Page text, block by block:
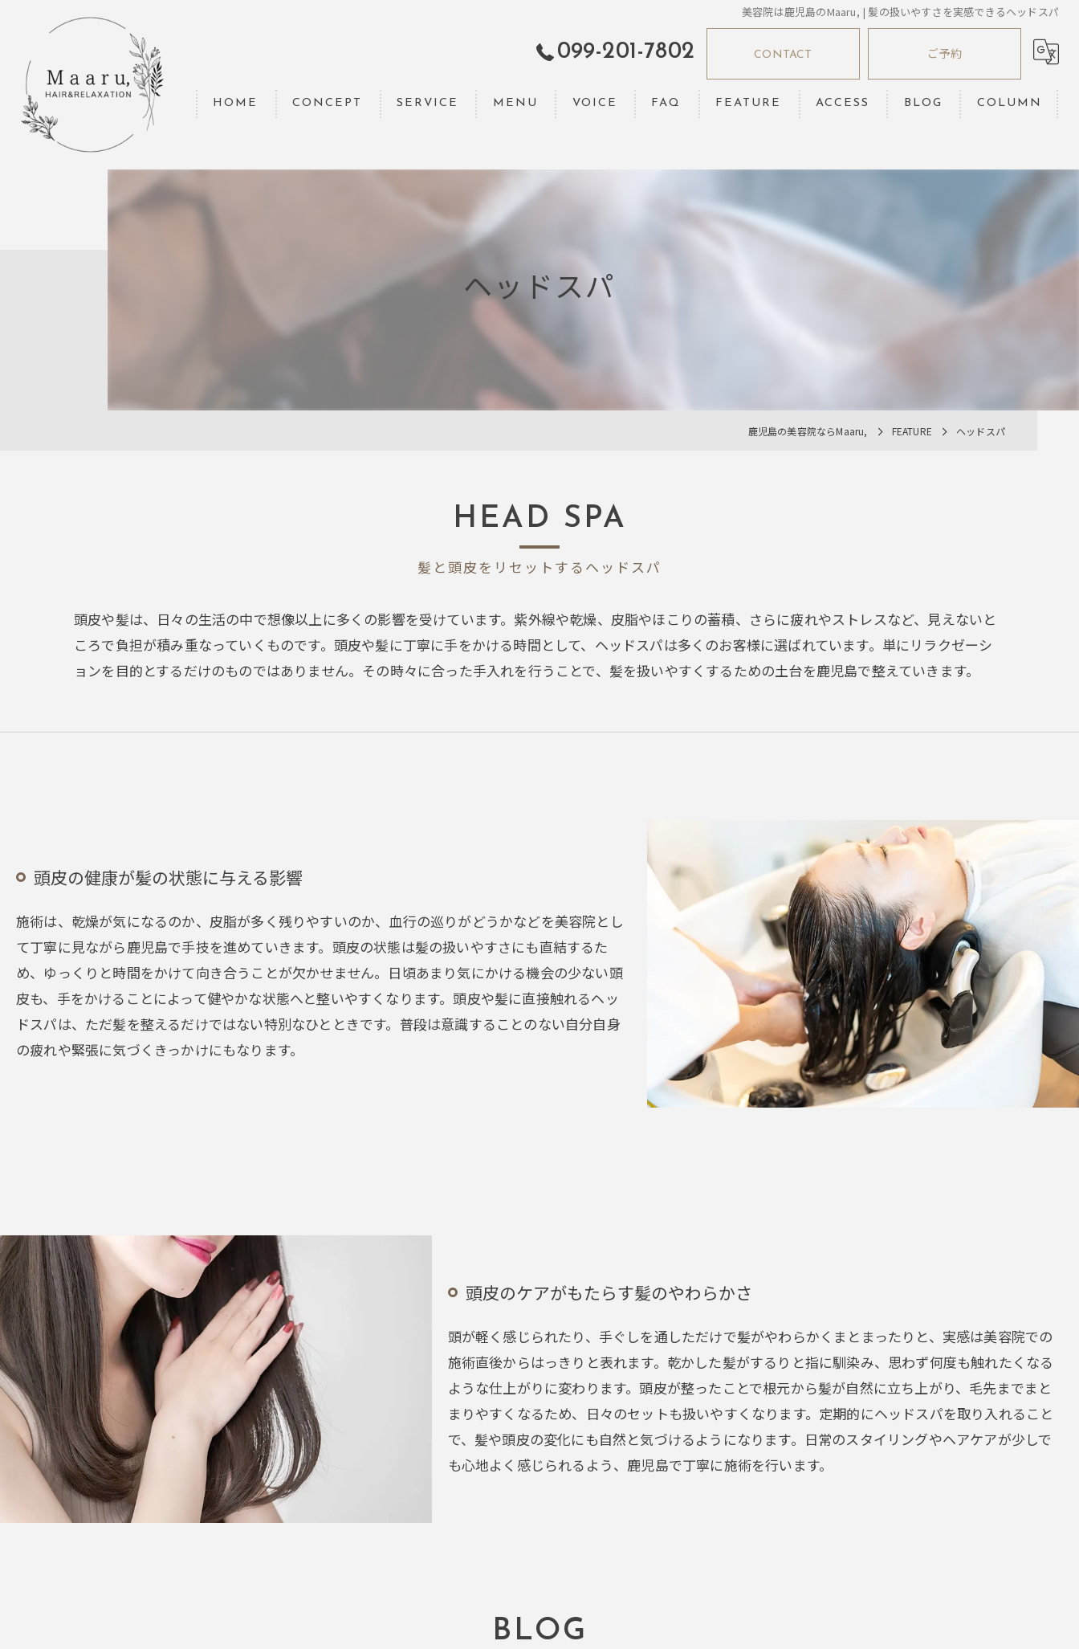
美容院は鹿児島のMaaru, | 髪の扱いやすさを実感できるヘッドスパ
099-201-7802 CONTACT ご予約
HOME CONCEPT SERVICE MENU VOICE FAQ FEATURE ACCESS BLOG COLUMN
ヘッドスパ
鹿児島の美容院ならMaaru, FEATURE ヘッドスパ
髪と頭皮をリセットするヘッドスパ
HEAD SPA
頭皮や髪は、日々の生活の中で想像以上に多くの影響を受けています。紫外線や乾燥、皮脂やほこりの蓄積、さらに疲れやストレスなど、見えないと
ころで負担が積み重なっていくものです。頭皮や髪に丁寧に手をかける時間として、ヘッドスパは多くのお客様に選ばれています。単にリラクゼーシ
ョンを目的とするだけのものではありません。その時々に合った手入れを行うことで、髪を扱いやすくするための土台を鹿児島で整えていきます。
頭皮の健康が髪の状態に与える影響
施術は、乾燥が気になるのか、皮脂が多く残りやすいのか、血行の巡りがどうかなどを美容院とし
て丁寧に見ながら鹿児島で手技を進めていきます。頭皮の状態は髪の扱いやすさにも直結するた
め、ゆっくりと時間をかけて向き合うことが欠かせません。日頃あまり気にかける機会の少ない頭
皮も、手をかけることによって健やかな状態へと整いやすくなります。頭皮や髪に直接触れるヘッ
ドスパは、ただ髪を整えるだけではない特別なひとときです。普段は意識することのない自分自身
の疲れや緊張に気づくきっかけにもなります。
頭皮のケアがもたらす髪のやわらかさ
頭が軽く感じられたり、手ぐしを通しただけで髪がやわらかくまとまったりと、実感は美容院での
施術直後からはっきりと表れます。乾かした髪がするりと指に馴染み、思わず何度も触れたくなる
ような仕上がりに変わります。頭皮が整ったことで根元から髪が自然に立ち上がり、毛先までまと
まりやすくなるため、日々のセットも扱いやすくなります。定期的にヘッドスパを取り入れること
で、髪や頭皮の変化にも自然と気づけるようになります。日常のスタイリングやヘアケアが少しで
も心地よく感じられるよう、鹿児島で丁寧に施術を行います。
BLOG